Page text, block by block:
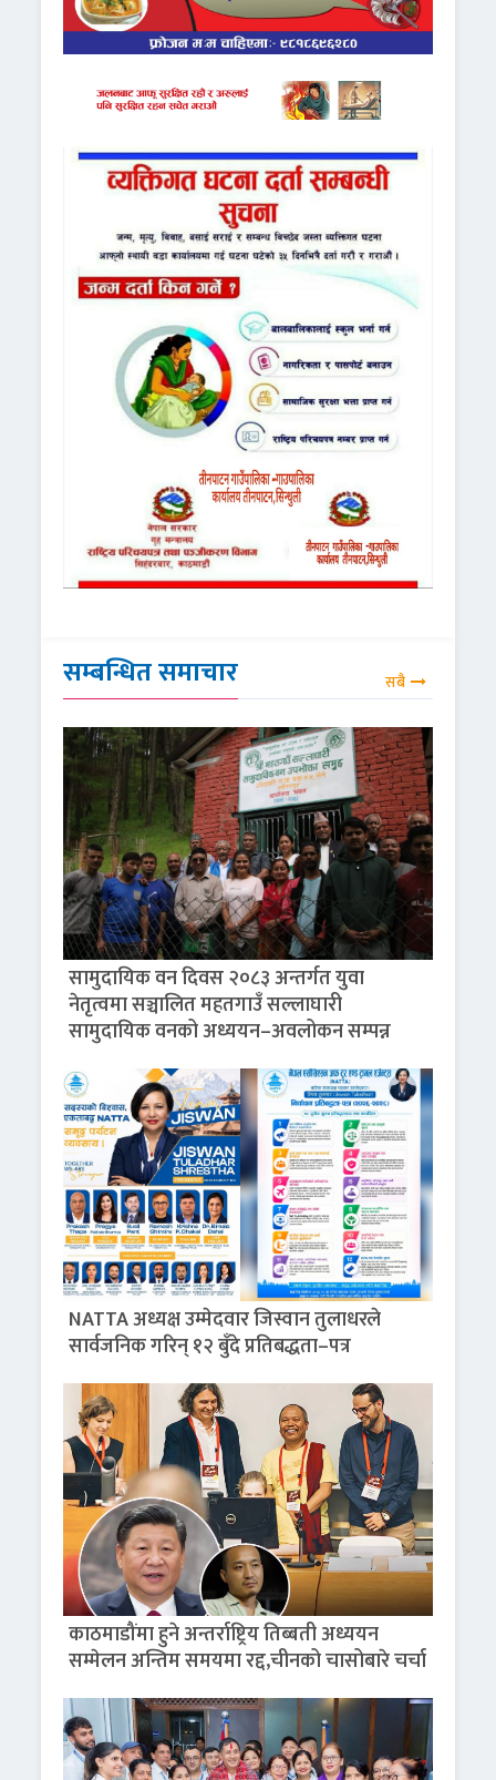
सम्बन्धित समाचार सबै
सामुदायिक वन दिवस २०८३ अन्तर्गत युवा
नेतृत्वमा सञ्चालित महतगाउँ सल्लाघारी
सामुदायिक वनको अध्ययन–अवलोकन सम्पन्न
NATTA अध्यक्ष उम्मेदवार जिस्वान तुलाधरले
सार्वजनिक गरिन् १२ बुँदे प्रतिबद्धता–पत्र
काठमाडौंमा हुने अन्तर्राष्ट्रिय तिब्बती अध्ययन
सम्मेलन अन्तिम समयमा रद्द,चीनको चासोबारे चर्चा